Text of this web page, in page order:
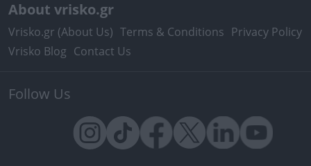
About vrisko.gr
Vrisko.gr (About Us) Terms & Conditions Privacy Policy
Vrisko Blog Contact Us
Follow Us